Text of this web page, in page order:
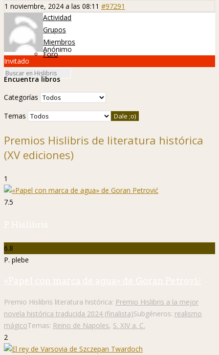
Hislibreños
Actividad
Grupos
Miembros
Foro
1 noviembre, 2024 a las 08:11 #97291
Anónimo
Invitado
Encuentra libros
Categorías
Temas
Premios Hislibris de literatura histórica
(XV ediciones)
1
7.5
P. Hislibris
6.8
P. plebe
«Papel con marca de agua» de Goran Petrović
Premio Hislibris literatura histórica: Premio Hislibris a la mejor
novela histórica traducida 2024 (finalista)Subgéneros: realismo
mágicoTemas: Reino de Napoles, S. XIV a. C.
2